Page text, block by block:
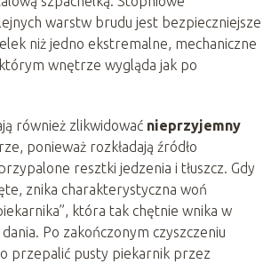
warstw brudu jest bezpieczniejsze
niż jedno ekstremalne, mechaniczne
wnętrze wygląda jak po
również zlikwidować nieprzyjemny
ponieważ rozkładają źródło
resztki jedzenia i tłuszcz. Gdy
znika charakterystyczna woń
która tak chętnie wnika w
Po zakończonym czyszczeniu
przepalić pusty piekarnik przez